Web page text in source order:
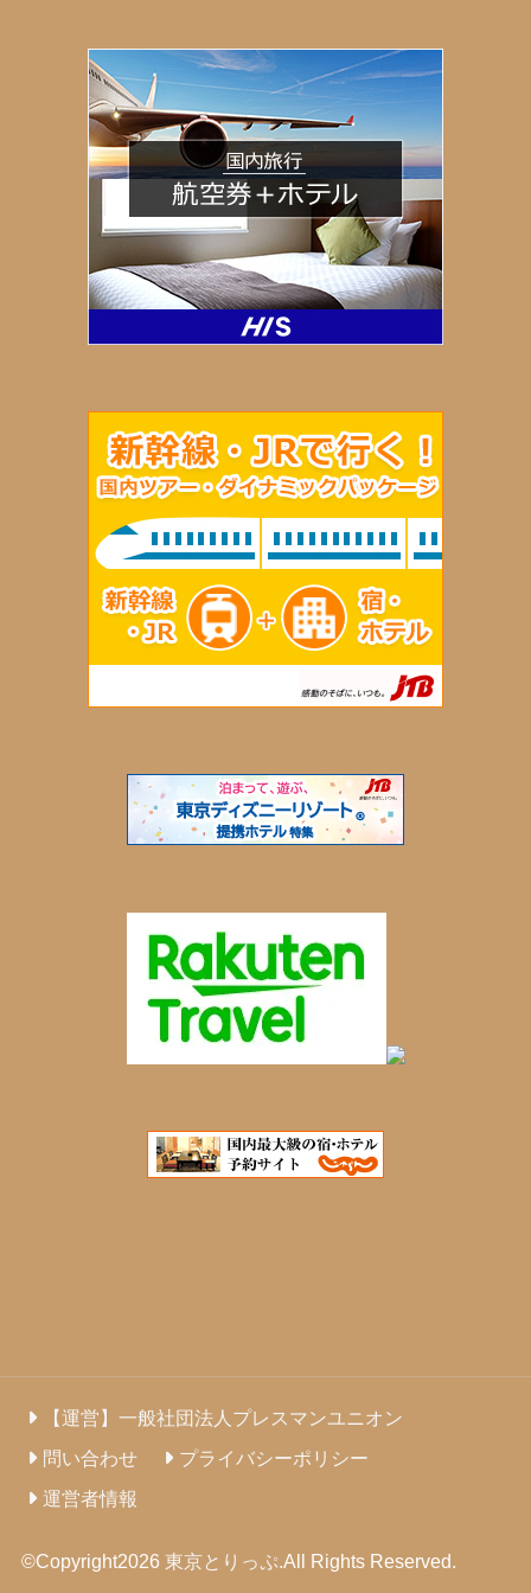
【運営】一般社団法人プレスマンユニオン
問い合わせ
プライバシーポリシー
運営者情報
©Copyright2026 東京とりっぷ.All Rights Reserved.